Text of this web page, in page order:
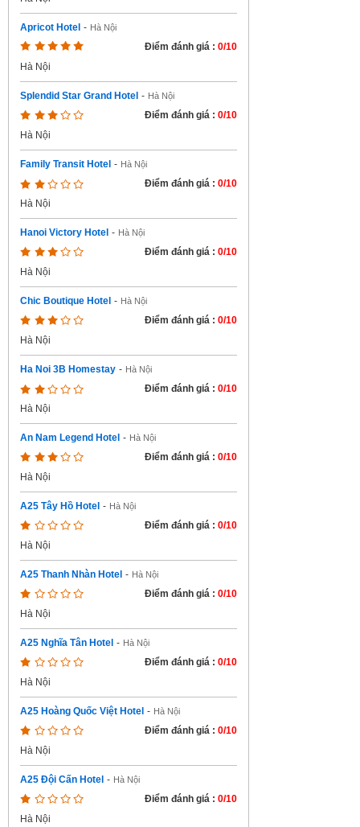
Apricot Hotel - Hà Nội
Điểm đánh giá : 0/10
Hà Nội
Splendid Star Grand Hotel - Hà Nội
Điểm đánh giá : 0/10
Hà Nội
Family Transit Hotel - Hà Nội
Điểm đánh giá : 0/10
Hà Nội
Hanoi Victory Hotel - Hà Nội
Điểm đánh giá : 0/10
Hà Nội
Chic Boutique Hotel - Hà Nội
Điểm đánh giá : 0/10
Hà Nội
Ha Noi 3B Homestay - Hà Nội
Điểm đánh giá : 0/10
Hà Nội
An Nam Legend Hotel - Hà Nội
Điểm đánh giá : 0/10
Hà Nội
A25 Tây Hồ Hotel - Hà Nội
Điểm đánh giá : 0/10
Hà Nội
A25 Thanh Nhàn Hotel - Hà Nội
Điểm đánh giá : 0/10
Hà Nội
A25 Nghĩa Tân Hotel - Hà Nội
Điểm đánh giá : 0/10
Hà Nội
A25 Hoàng Quốc Việt Hotel - Hà Nội
Điểm đánh giá : 0/10
Hà Nội
A25 Đội Cấn Hotel - Hà Nội
Điểm đánh giá : 0/10
Hà Nội